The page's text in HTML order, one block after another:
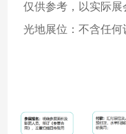
仅供参考，以实际展
光地展位：不含任何